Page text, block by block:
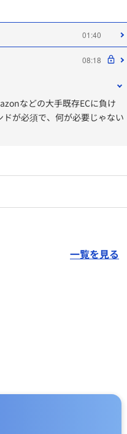
01:40
08:18
などの大手既存ECに負け
が必須で、何が必要じゃない
一覧を見る